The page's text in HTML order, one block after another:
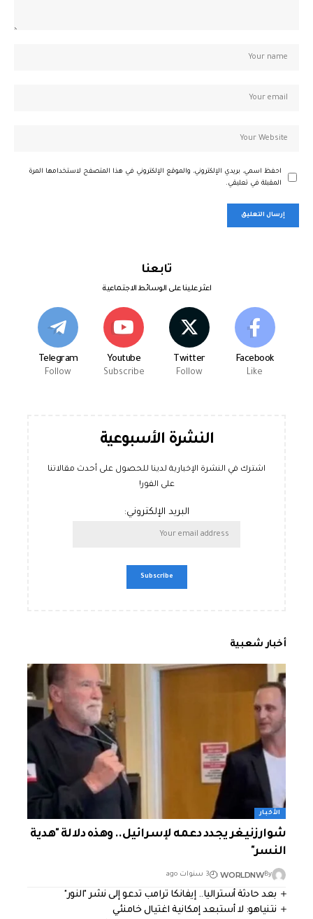
احفظ اسمي، بريدي الإلكتروني، والموقع الإلكتروني في هذا المتصفح لاستخدامها المرة
المقبلة في تعليقي.
تابعنا
اعثر علينا على الوسائط الاجتماعية
Facebook
Like
Twitter
Follow
Youtube
Subscribe
Telegram
Follow
النشرة الأسبوعية
اشترك في النشرة الإخبارية لدينا للحصول على أحدث مقالاتنا
على الفور!
البريد الإلكتروني:
أخبار شعبية
الأخبار
شوارزنيغر يجدد دعمه لإسرائيل.. وهذه دلالة "هدية
النسر"
By
WORLDNW 3 سنوات ago
بعد حادثة أستراليا.. إيفانكا ترامب تدعو إلى نشر "النور"
نتنياهو: لا أستبعد إمكانية اغتيال خامنئي